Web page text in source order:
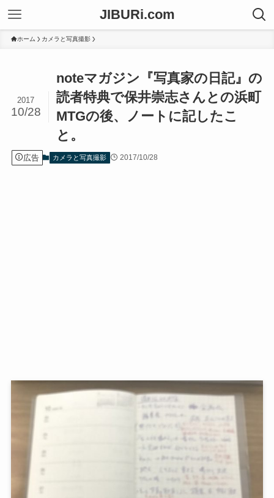
JIBURi.com
ホーム カメラと写真撮影
noteマガジン『写真家の日記』の
読者特典で保井崇志さんとの浜町
MTGの後、ノートに記したこ
と。
2017
10/28
広告 カメラと写真撮影 2017/10/28